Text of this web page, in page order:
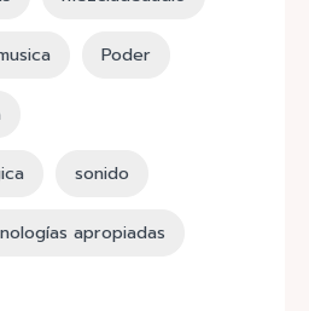
Poder
sonido
apropiadas